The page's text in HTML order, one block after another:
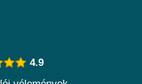
4.9